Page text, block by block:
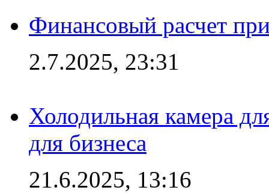
Финансовый расчет
2.7.2025, 23:31
Холодильная камера
для бизнеса
21.6.2025, 13:16